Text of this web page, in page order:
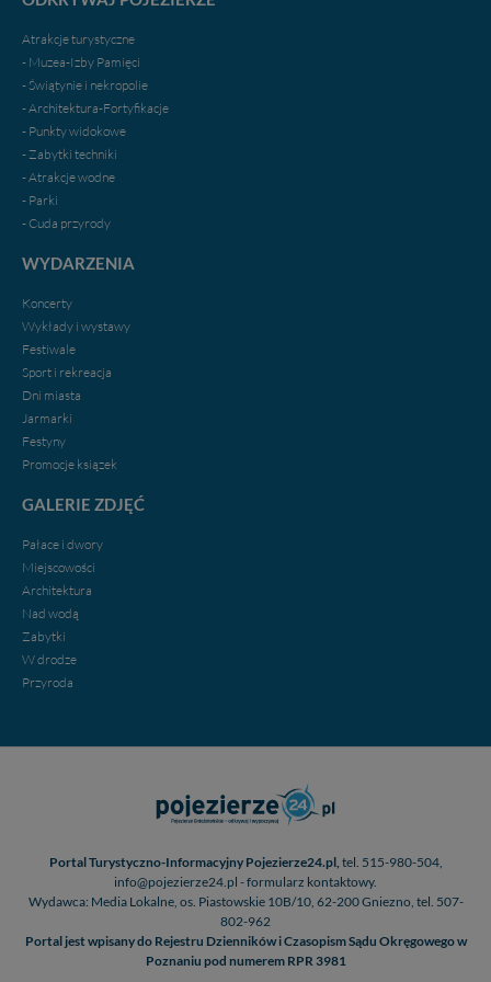
Atrakcje turystyczne
- Muzea-Izby Pamięci
- Świątynie i nekropolie
- Architektura-Fortyfikacje
- Punkty widokowe
- Zabytki techniki
- Atrakcje wodne
- Parki
- Cuda przyrody
WYDARZENIA
Koncerty
Wykłady i wystawy
Festiwale
Sport i rekreacja
Dni miasta
Jarmarki
Festyny
Promocje ksiązek
GALERIE ZDJĘĆ
Pałace i dwory
Miejscowości
Architektura
Nad wodą
Zabytki
W drodze
Przyroda
Portal Turystyczno-Informacyjny Pojezierze24.pl, tel. 515-980-504,
info@pojezierze24.pl - formularz kontaktowy.
Wydawca: Media Lokalne, os. Piastowskie 10B/10, 62-200 Gniezno, tel. 507-
802-962
Portal jest wpisany do Rejestru Dzienników i Czasopism Sądu Okręgowego w
Poznaniu pod numerem RPR 3981
Administratorem Twoich danych jest firma: Media
Lokalne Karol Soberski, z siedzibą w Gnieźnie, na os.
Piastowskim 10B/10. Możesz z nami skontaktować się
za pośrednictwem tej
W każdej chwili możesz: zażądać dostępu do swoich
danych, zażądać ich poprawienia lub usunięcia,
zabronić ich przetwarzania. Pamiętaj jednak, że nie
praw w odniesieniu do informacji zawartych w plikach
tych plików - w pewnych przypadkach nie możemy tego
Dziękujemy.
Pojezierze Gnieźnieńskie - odkrywaj i wypoczywaj...
Pojezierze Gnieźnieńskie - na weekend, wycieczkę,
wakacje...